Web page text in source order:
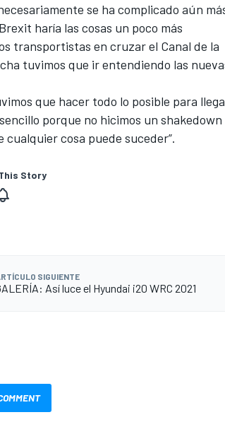
se ha complicado aún
haría las cosas un poco más
transportistas en cruzar el Canal de la
tuvimos que ir entendiendo las
que hacer todo lo posible para
porque no hicimos un shakedown
cosa puede suceder”.
Story
SIGUIENTE
Así luce el Hyundai i20 WRC 2021